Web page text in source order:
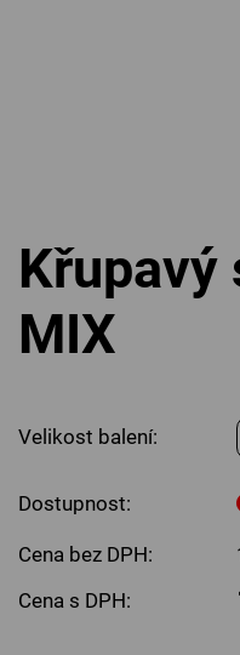
Křupavý
MIX
Velikost balení:
Dostupnost:
Cena bez DPH:
Cena s DPH: